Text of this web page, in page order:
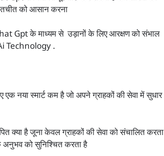
को आसान करना
Gpt के माध्यम से उड़ानों के लिए आरक्षण को संभाल
Technology .
नया स्मार्ट कम है जो अपने ग्राहकों की सेवा में सुधार
क्या है जूना केवल ग्राहकों की सेवा को संचालित करता
को सुनिश्चित करता है